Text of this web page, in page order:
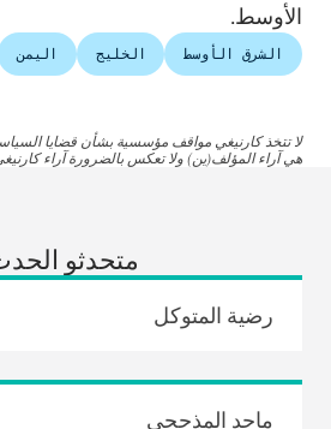
الأوسط.
الشرق الأوسط الخليج اليمن
لا تتخذ كارنيغي مواقف مؤسسية بشأن قضايا السياسة
هي آراء المؤلف(ين) ولا تعكس بالضرورة آراء
متحدثو
رضية المتوكل
ماجد المذحجي